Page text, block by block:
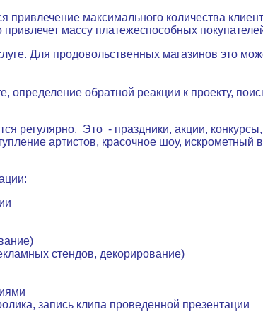
максимального количества
массу платежеспособных
Для продовольственных магазинов это
обратной реакции к проекту,
регулярно. Это - праздники, акции,
артистов, красочное шоу, искрометный
стендов, декорирование)
запись клипа проведенной презентации